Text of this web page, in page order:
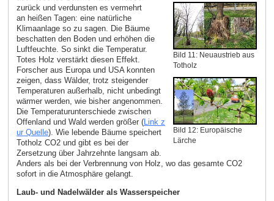
Bild 11: Neuaustrieb aus
Totholz
Bild 12: Europäische
Lärche
zurück und verdunsten es vermehrt
an heißen Tagen: eine natürliche
Klimaanlage so zu sagen. Die Bäume
beschatten den Boden und erhöhen die
Luftfeuchte. So sinkt die Temperatur.
Totes Holz verstärkt diesen Effekt.
Forscher aus Europa und USA konnten
zeigen, dass Wälder, trotz steigender
Temperaturen außerhalb, nicht unbedingt
wärmer werden, wie bisher angenommen.
Die Temperaturunterschiede zwischen
Offenland und Wald werden größer (Link z
ur Quelle). Wie lebende Bäume speichert
Totholz CO2 und gibt es bei der
Zersetzung über Jahrzehnte langsam ab.
Anders als bei der Verbrennung von Holz, wo das gesamte CO2
sofort in die Atmosphäre gelangt.
Laub- und Nadelwälder als Wasserspeicher